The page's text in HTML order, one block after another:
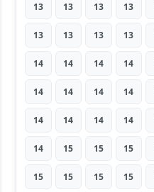
13 13 13 13
13 13 13 13
14 14 14 14
14 14 14 14
14 14 14 14
14 15 15 15
15 15 15 15